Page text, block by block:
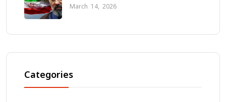
March 14, 2026
Categories